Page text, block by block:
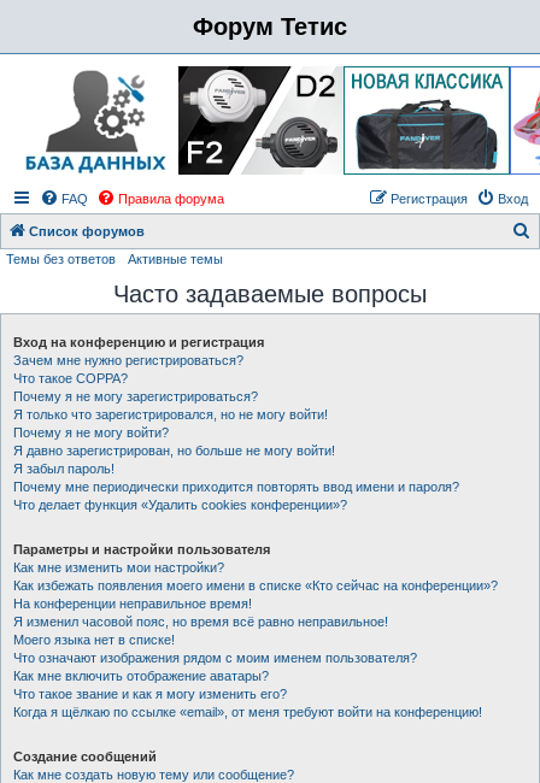
Форум Тетис
FAQ Правила форума Вход
Регистрация
Список форумов
с
Темы без ответов Активные темы
Часто задаваемые вопросы
Вход на конференцию и регистрация
Зачем мне нужно регистрироваться?
Что такое COPPA?
Почему я не могу зарегистрироваться?
Я только что зарегистрировался, но не могу войти!
Почему я не могу войти?
Я давно зарегистрирован, но больше не могу войти!
Я забыл пароль!
Почему мне периодически приходится повторять ввод имени и пароля?
Что делает функция «Удалить cookies конференции»?
Параметры и настройки пользователя
Как мне изменить мои настройки?
Как избежать появления моего имени в списке «Кто сейчас на конференции»?
На конференции неправильное время!
Я изменил часовой пояс, но время всё равно неправильное!
Моего языка нет в списке!
Что означают изображения рядом с моим именем пользователя?
Как мне включить отображение аватары?
Что такое звание и как я могу изменить его?
Когда я щёлкаю по ссылке «email», от меня требуют войти на конференцию!
Создание сообщений
Как мне создать новую тему или сообщение?